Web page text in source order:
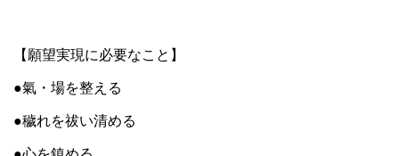
【願望実現に必要なこと】
●氣・場を整える
●穢れを祓い清める